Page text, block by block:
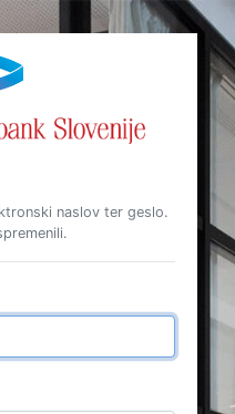
naslov ter geslo.